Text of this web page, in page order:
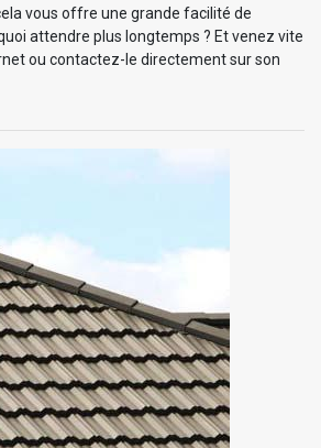
vous offre une grande facilité de
attendre plus longtemps ? Et venez vite
ou contactez-le directement sur son